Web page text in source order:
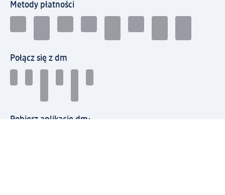
Metody płatności
Połącz się z dm
Pobierz aplikację dm: